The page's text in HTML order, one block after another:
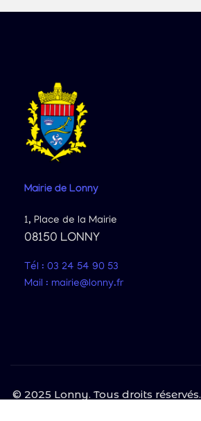
Mairie de Lonny
1, Place de la Mairie
08150 LONNY
Tél : 03 24 54 90 53
Mail : mairie@lonny.fr
© 2025 Lonny. Tous droits réservés.